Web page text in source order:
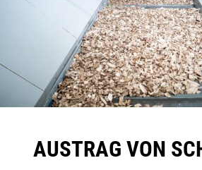
AUSTRAG VON